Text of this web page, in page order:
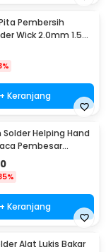
Pembersih
Wick 2.0mm 1.5M
+ Keranjang
Helping Hand
Pembesar
4.5X - TH-7023
+ Keranjang
Alat Lukis Bakar